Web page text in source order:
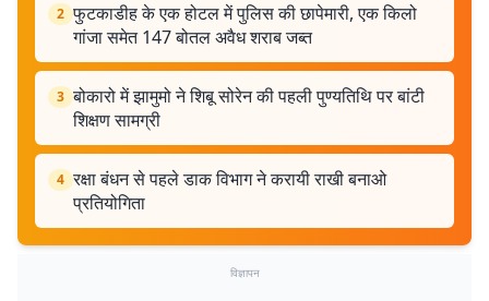
2 फुटकाडीह के एक होटल में पुलिस की छापेमारी, एक किलो
गांजा समेत 147 बोतल अवैध शराब जब्त
3 बोकारो में झामुमो ने शिबू सोरेन की पहली पुण्यतिथि पर बांटी
शिक्षण सामग्री
4 रक्षा बंधन से पहले डाक विभाग ने करायी राखी बनाओ
प्रतियोगिता
विज्ञापन